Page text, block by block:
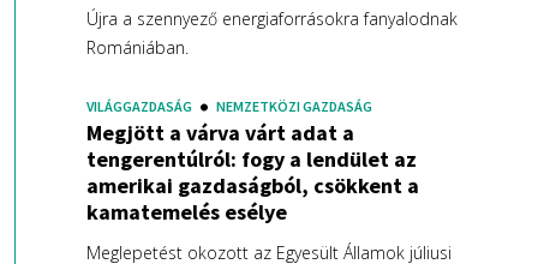
Újra a szennyező energiaforrásokra fanyalodnak
Romániában.
VILÁGGAZDASÁG NEMZETKÖZI GAZDASÁG
Megjött a várva várt adat a
tengerentúlról: fogy a lendület az
amerikai gazdaságból, csökkent a
kamatemelés esélye
Meglepetést okozott az Egyesült Államok júliusi